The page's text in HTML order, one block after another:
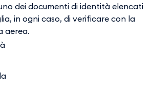
dei documenti di identità elencati
in ogni caso, di verificare con la
aerea.